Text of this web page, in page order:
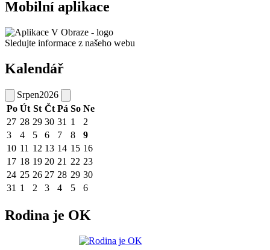
Mobilní aplikace
Sledujte informace z našeho webu
Kalendář
Srpen2026
Po Út St Čt Pá So Ne
27 28 29 30 31 1
2
3
4 5 6 7 8
9
10 11 12 13 14 15 16
17 18 19 20 21 22 23
24 25 26 27 28 29 30
31 1 2 3 4 5 6
Rodina je OK